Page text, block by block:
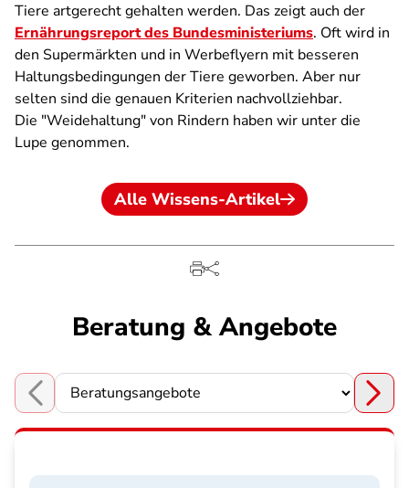
Tiere artgerecht gehalten werden. Das zeigt auch der
Ernährungsreport des Bundesministeriums. Oft wird in
den Supermärkten und in Werbeflyern mit besseren
Haltungsbedingungen der Tiere geworben. Aber nur
selten sind die genauen Kriterien nachvollziehbar.
Die "Weidehaltung" von Rindern haben wir unter die
Lupe genommen.
Alle Wissens-Artikel
Beratung & Angebote
Choose a section